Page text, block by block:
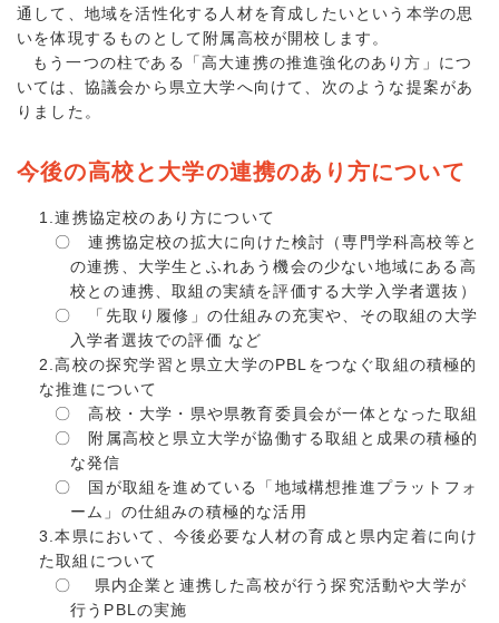
通して、地域を活性化する人材を育成したいという本学の思
いを体現するものとして附属高校が開校します。
もう一つの柱である「高大連携の推進強化のあり方」につ
いては、協議会から県立大学へ向けて、次のような提案があ
りました。
今後の高校と大学の連携のあり方について
1.連携協定校のあり方について
〇 連携協定校の拡大に向けた検討（専門学科高校等と
の連携、大学生とふれあう機会の少ない地域にある高
校との連携、取組の実績を評価する大学入学者選抜）
〇 「先取り履修」の仕組みの充実や、その取組の大学
入学者選抜での評価 など
2.高校の探究学習と県立大学のPBLをつなぐ取組の積極的
な推進について
〇 高校・大学・県や県教育委員会が一体となった取組
〇 附属高校と県立大学が協働する取組と成果の積極的
な発信
〇 国が取組を進めている「地域構想推進プラットフォ
ーム」の仕組みの積極的な活用
3.本県において、今後必要な人材の育成と県内定着に向け
た取組について
〇 県内企業と連携した高校が行う探究活動や大学が
行うPBLの実施